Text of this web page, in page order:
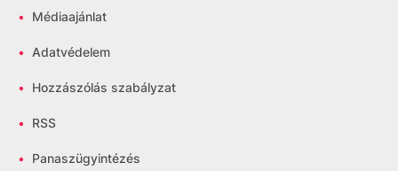
• Médiaajánlat
• Adatvédelem
• Hozzászólás szabályzat
• RSS
• Panaszügyintézés